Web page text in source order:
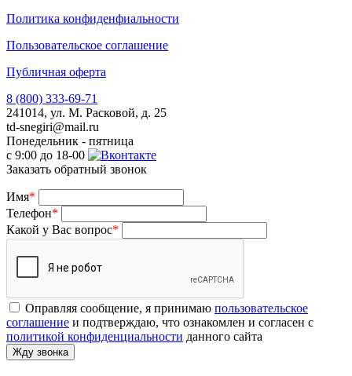
Политика конфиденфиальности
Пользовательское соглашение
Публичная оферта
8 (800) 333-69-71
241014, ул. М. Расковой, д. 25
td-snegiri@mail.ru
Понедельник - пятница
с 9:00 до 18-00
Заказать обратный звонок
Имя*
Телефон*
Какой у Вас вопрос*
Оправляя сообщение, я принимаю пользовательское
соглашение и подтверждаю, что ознакомлен и согласен с
политикой конфиденциальности данного сайта